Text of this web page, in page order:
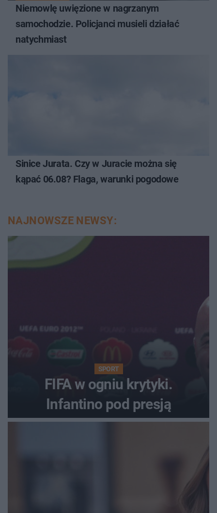
Niemowlę uwięzione w nagrzanym
samochodzie. Policjanci musieli działać
natychmiast
Sinice Jurata. Czy w Juracie można się
kąpać 06.08? Flaga, warunki pogodowe
NAJNOWSZE NEWSY:
SPORT
FIFA w ogniu krytyki.
Infantino pod presją